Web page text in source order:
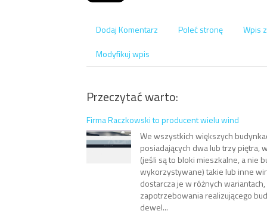
Dodaj Komentarz Poleć stronę
Wpis
Modyfikuj wpis
Przeczytać warto:
Firma Raczkowski to producent wielu wind
We wszystkich większych
posiadających dwa lub trzy piętra,
(jeśli są to bloki mieszkalne, a nie
wykorzystywane) takie lub inne
dostarcza je w różnych
zapotrzebowania realizującego
dewel...